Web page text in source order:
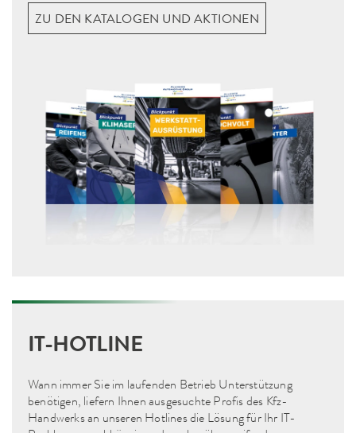
ZU DEN KATALOGEN UND AKTIONEN
IT-HOTLINE
Wann immer Sie im laufenden Betrieb Unterstützung
benötigen, liefern Ihnen ausgesuchte Profis des Kfz-
Handwerks an unseren Hotlines die Lösung für Ihr IT-